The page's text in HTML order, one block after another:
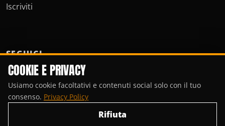
Iscriviti
SEGUICI
COOKIE E PRIVACY
Usiamo cookie facoltativi e contenuti social solo con il tuo
consenso. Privacy Policy
Rifiuta